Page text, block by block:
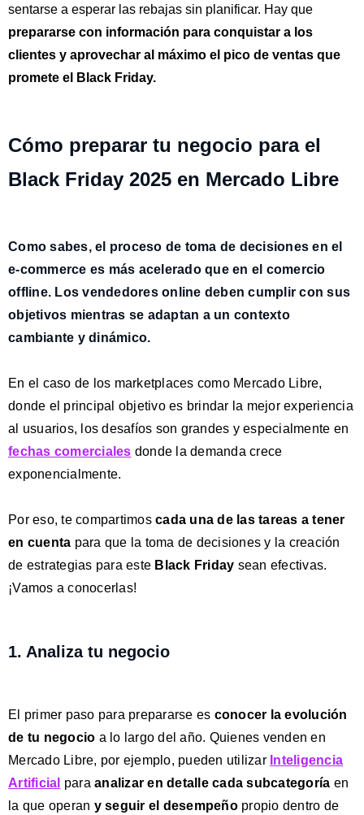
sentarse a esperar las rebajas sin planificar. Hay que
prepararse con información para conquistar a los
clientes y aprovechar al máximo el pico de ventas que
promete el Black Friday.
Cómo preparar tu negocio para el
Black Friday 2025 en Mercado Libre
Como sabes, el proceso de toma de decisiones en el
e-commerce es más aceleradoque en el comercio
offline. Los vendedores online deben cumplir con sus
objetivos mientras se adaptan a un contexto
cambiante y dinámico.
En el caso de los marketplaces como Mercado Libre,
donde el principal objetivo es brindar la mejor experiencia
al usuarios, los desafíos son grandes y especialmente en
fechas comerciales donde la demanda crece
exponencialmente.
Por eso, te compartimoscada una de las tareas a tener
en cuenta para que la toma de decisiones y la creación
de estrategias para este Black Friday sean efectivas.
¡Vamos a conocerlas!
1. Analiza tu negocio
El primer paso para prepararse es conocer la evolución
de tu negocio a lo largo del año. Quienes venden en
Mercado Libre, por ejemplo, pueden utilizar Inteligencia
Artificial para analizar en detalle cada subcategoría en
la que operan y seguir el desempeñopropio dentro de